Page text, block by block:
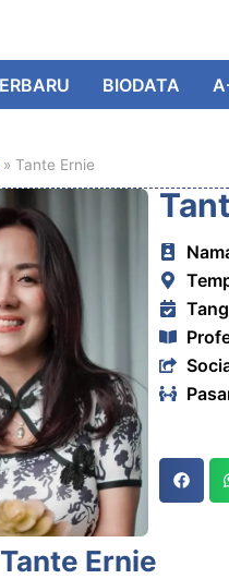
BIODATA
» Tante Ernie
Ernie